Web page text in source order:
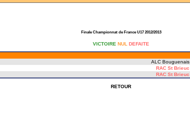
Finale Championnat de France U17 2012/2013
VICTOIRE NUL DEFAITE
ALC Bouguenais
RAC St Brieuc
RAC St Brieuc
RETOUR